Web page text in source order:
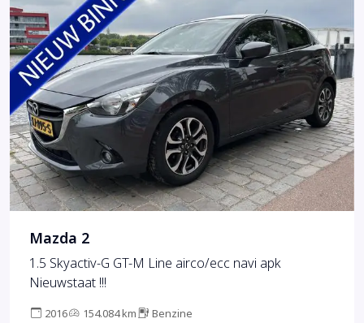
Mazda 2
1.5 Skyactiv-G GT-M Line airco/ecc navi apk
Nieuwstaat !!!
2016 154.084 km Benzine